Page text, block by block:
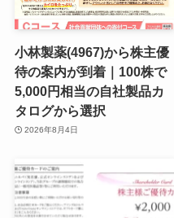
小林製薬(4967)から株主優
待の案内が到着｜100株で
5,000円相当の自社製品カ
タログから選択
2026年8月4日